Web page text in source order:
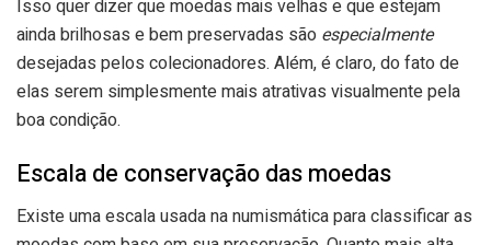
Isso quer dizer que moedas mais velhas e que estejam
ainda brilhosas e bem preservadas são especialmente
desejadas pelos colecionadores. Além, é claro, do fato de
elas serem simplesmente mais atrativas visualmente pela
boa condição.
Escala de conservação das moedas
Existe uma escala usada na numismática para classificar as